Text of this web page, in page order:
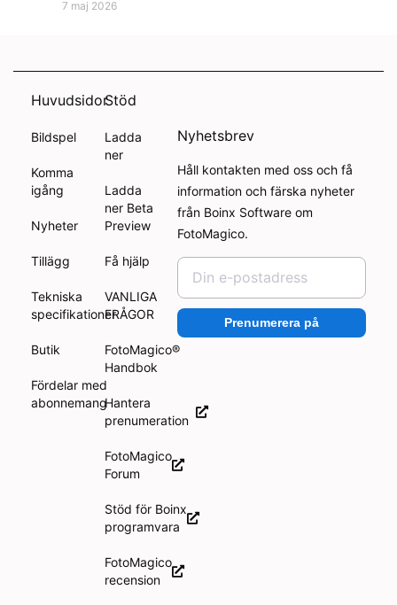
7 maj 2026
Huvudsidor
Bildspel
Komma
igång
Nyheter
Tillägg
Tekniska
specifikationer
Butik
Fördelar med
abonnemang
Stöd
Ladda
ner
Ladda
ner Beta
Preview
Få hjälp
VANLIGA
FRÅGOR
FotoMagico®
Handbok
Hantera
prenumeration
FotoMagico
Forum
Stöd för Boinx
programvara
FotoMagico
recension
Nyhetsbrev
Håll kontakten med oss och få
information och färska nyheter
från Boinx Software om
FotoMagico.
Prenumerera på